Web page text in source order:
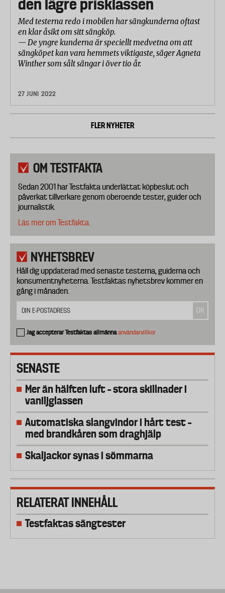
den lägre prisklassen
Med testerna redo i mobilen har sängkunderna oftast
en klar åsikt om sitt sängköp.
— De yngre kunderna är speciellt medvetna om att
sängköpet kan vara hemmets viktigaste, säger Agneta
Winther som sålt sängar i över tio år.
27 JUNI 2022
FLER NYHETER
OM TESTFAKTA
Sedan 2001 har Testfakta underlättat köpbeslut och
påverkat tillverkare genom oberoende tester, guider och
journalistik.
Läs mer om Testfakta.
NYHETSBREV
Håll dig uppdaterad med senaste testerna, guiderna och
konsumentnyheterna. Testfaktas nyhetsbrev kommer en
gång i månaden.
Jag accepterar Testfaktas allmännaanvändarvillkor
SENASTE
Mer än hälften luft – stora skillnader i
vaniljglassen
Automatiska slangvindor i hårt test –
med brandkåren som draghjälp
Skaljackor synas i sömmarna
RELATERAT INNEHÅLL
Testfaktas sängtester